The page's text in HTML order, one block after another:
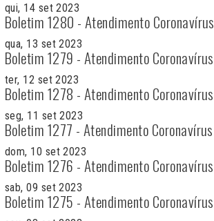
qui, 14 set 2023
Boletim 1280 - Atendimento Coronavírus
qua, 13 set 2023
Boletim 1279 - Atendimento Coronavírus
ter, 12 set 2023
Boletim 1278 - Atendimento Coronavírus
seg, 11 set 2023
Boletim 1277 - Atendimento Coronavírus
dom, 10 set 2023
Boletim 1276 - Atendimento Coronavírus
sab, 09 set 2023
Boletim 1275 - Atendimento Coronavírus